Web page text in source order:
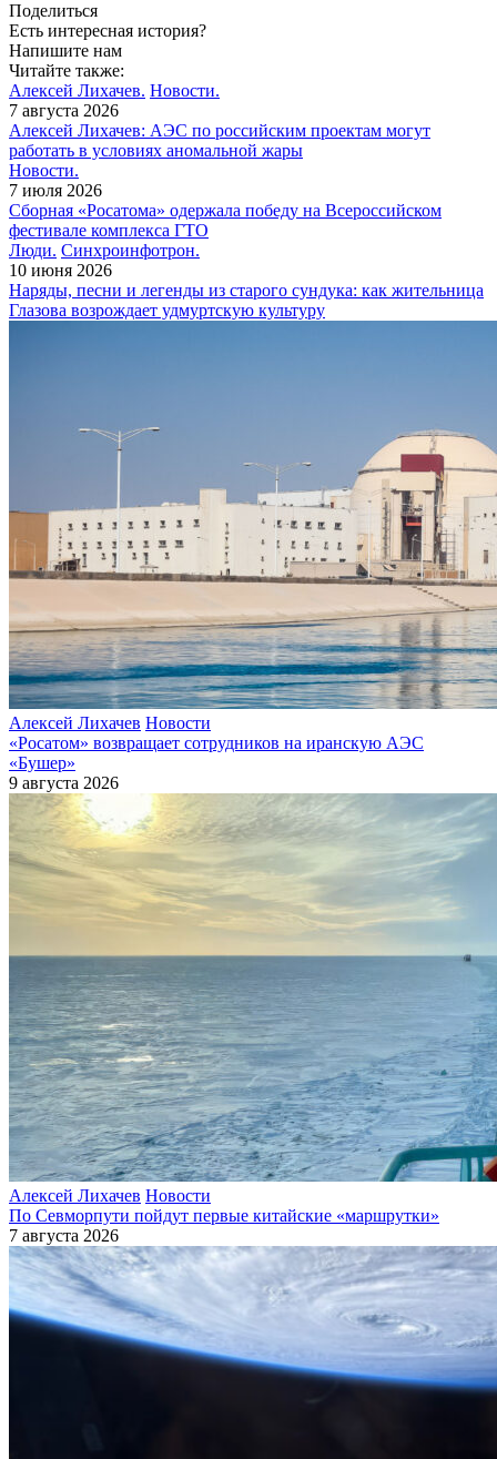
Поделиться
Есть интересная история?
Напишите нам
Читайте также:
Алексей Лихачев. Новости.
7 августа 2026
Алексей Лихачев: АЭС по российским проектам могут
работать в условиях аномальной жары
Новости.
7 июля 2026
Сборная «Росатома» одержала победу на Всероссийском
фестивале комплекса ГТО
Люди. Синхроинфотрон.
10 июня 2026
Наряды, песни и легенды из старого сундука: как жительница
Глазова возрождает удмуртскую культуру
Алексей Лихачев Новости
«Росатом» возвращает сотрудников на иранскую АЭС
«Бушер»
9 августа 2026
Алексей Лихачев Новости
По Севморпути пойдут первые китайские «маршрутки»
7 августа 2026